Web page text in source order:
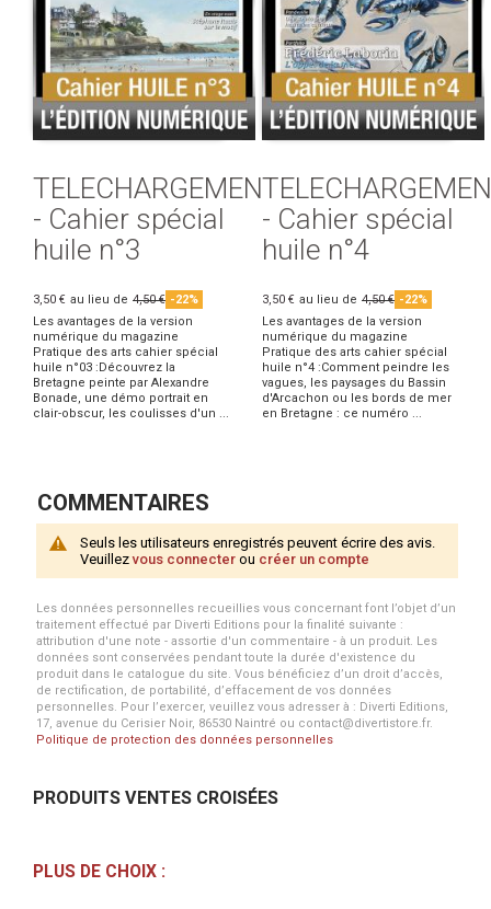
TELECHARGEMENT
- Cahier spécial
huile n°3
3,50 € au lieu de 4,50 € -22%
Les avantages de la version
numérique du magazine
Pratique des arts cahier spécial
huile n°03 :Découvrez la
Bretagne peinte par Alexandre
Bonade, une démo portrait en
clair-obscur, les coulisses d'un ...
- Cahier spécial
huile n°4
3,50 € au lieu de 4,50 € -22%
Les avantages de la version
numérique du magazine
Pratique des arts cahier spécial
huile n°4 :Comment peindre les
vagues, les paysages du Bassin
d'Arcachon ou les bords de mer
en Bretagne : ce numéro ...
COMMENTAIRES
Seuls les utilisateurs enregistrés peuvent écrire des avis.
Veuillezvous connecter ou créer un compte
Les données personnelles recueillies vous concernant font l’objet d’un
traitement effectué par Diverti Editions pour la finalité suivante :
attribution d'une note - assortie d'un commentaire - à un produit. Les
données sont conservées pendant toute la durée d'existence du
produit dans le catalogue du site. Vous bénéficiez d’un droit d’accès,
de rectification, de portabilité, d’effacement de vos données
personnelles. Pour l’exercer, veuillez vous adresser à : Diverti Editions,
17, avenue du Cerisier Noir, 86530 Naintré ou contact@divertistore.fr.
Politique de protection des données personnelles
PRODUITS VENTES CROISÉES
PLUS DE CHOIX :